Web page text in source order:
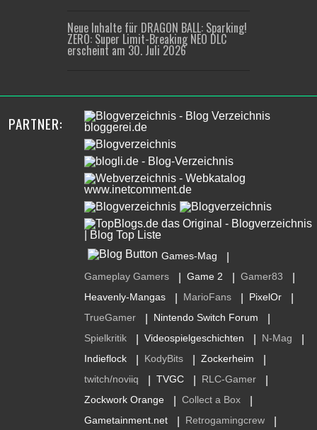
Neue Inhalte für DRAGON BALL: Sparking!
ZERO: Super Limit-Breaking NEO DLC
erscheint am 30. Juli 2026
PARTNER:
Games-Mag
Gameplay Gamers Game 2 Gamer83
Heavenly-Mangas MarioFans PixelOr
TrueGamer Nintendo Switch Forum
Spielkritik Videospielgeschichten N-Mag
Indieflock KodyBits Zockerheim
twitch/noviiq TVGC RLC-Gamer
Zockwork Orange Collect a Box
Gametainment.net Retrogamingcrew